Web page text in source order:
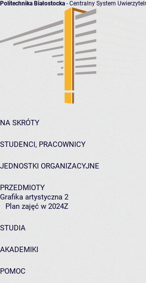
Politechnika Białostocka - Centralny System
NA SKRÓTY
STUDENCI, PRACOWNICY
JEDNOSTKI ORGANIZACYJNE
PRZEDMIOTY
Grafika artystyczna 2
Plan zajęć w 2024Z
STUDIA
AKADEMIKI
POMOC